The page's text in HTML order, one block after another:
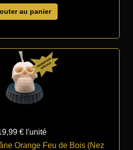
au panier
€ l'unité
Orange Feu de Bois (Nez